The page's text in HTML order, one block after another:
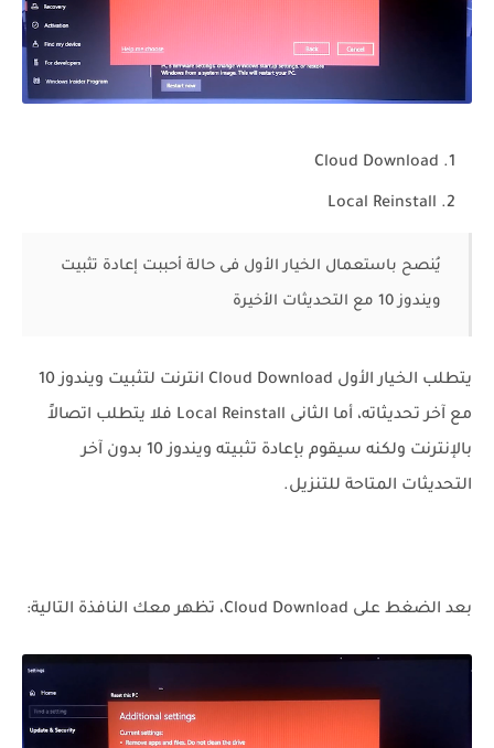
Cloud Download
Local Reinstall
يُنصح باستعمال الخيار الأول فى حالة أحببت إعادة تثبيت
ويندوز 10 مع التحديثات الأخيرة
يتطلب الخيار الأول Cloud Download انترنت لتثبيت ويندوز 10
مع آخر تحديثاته، أما الثانى Local Reinstall فلا يتطلب اتصالاً
بالإنترنت ولكنه سيقوم بإعادة تثبيته ويندوز 10 بدون آخر
التحديثات المتاحة للتنزيل.
بعد الضغط على Cloud Download، تظهر معك النافذة التالية: